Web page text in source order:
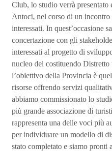
Club, lo studio verrà presentato
Antoci, nel corso di un
interessati. In quest’occasione
concertazione con gli
interessati al progetto di
nucleo del costituendo
l’obiettivo della Provincia è
risorse offrendo servizi
abbiamo commissionato lo
più grande associazione di
rappresenta una delle voci più
per individuare un modello di
stato completato e siamo pronti